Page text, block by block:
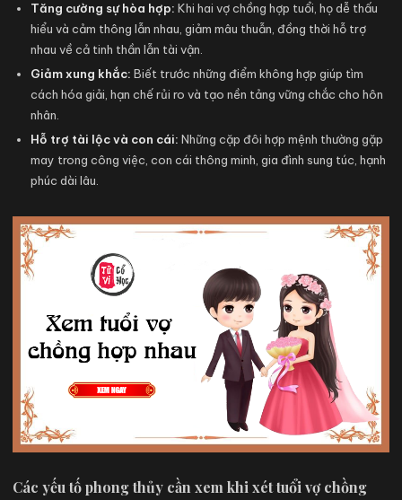
Tăng cường sự hòa hợp: Khi hai vợ chồng hợp tuổi, họ dễ thấu
hiểu và cảm thông lẫn nhau, giảm mâu thuẫn, đồng thời hỗ trợ
nhau về cả tinh thần lẫn tài vận.
Giảm xung khắc: Biết trước những điểm không hợp giúp tìm
cách hóa giải, hạn chế rủi ro và tạo nền tảng vững chắc cho hôn
nhân.
Hỗ trợ tài lộc và con cái: Những cặp đôi hợp mệnh thường gặp
may trong công việc, con cái thông minh, gia đình sung túc, hạnh
phúc dài lâu.
Các yếu tố phong thủy cần xem khi xét tuổi vợ chồng